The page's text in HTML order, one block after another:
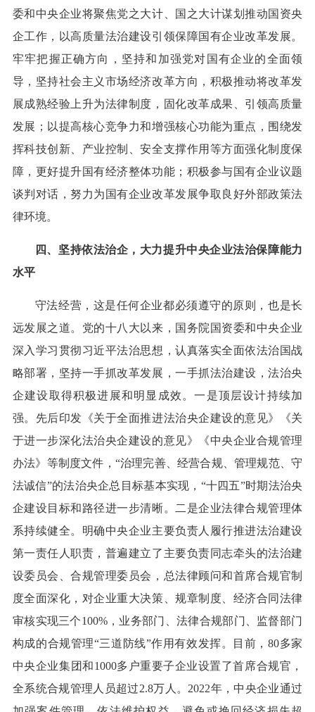
委和中央企业将聚焦党之大计、国之大计谋划推动国资央
企工作，以高质量法治建设引领保障国有企业改革发展。
牢牢把握正确方向，坚持和加强党对国有企业的全面领
导，坚持社会主义市场经济改革方向，积极推动将改革发
展成熟经验上升为法律制度，固化改革成果、引领高质量
发展；以提高核心竞争力和增强核心功能为重点，围绕发
挥科技创新、产业控制、安全支撑作用等方面强化制度保
障，更好提升国有经济整体功能；积极参与国有企业议题
谈判对话，努力为国有企业改革发展争取良好外部政策法
律环境。
四、坚持依法治企，大力提升中央企业法治保障能力
水平
守法经营，这是任何企业都必须遵守的原则，也是长
远发展之道。党的十八大以来，国务院国资委和中央企业
深入学习贯彻习近平法治思想，认真落实全面依法治国战
略部署，坚持一手抓改革发展，一手抓法治建设，法治央
企建设取得积极进展和明显成效。一是顶层设计持续加
强。先后印发《关于全面推进法治央企建设的意见》《关
于进一步深化法治央企建设的意见》《中央企业合规管理
办法》等制度文件，“治理完善、经营合规、管理规范、守
法诚信”的法治央企总目标基本实现，“十四五”时期法治央
企建设目标和路径进一步清晰。二是企业法律合规管理体
系持续健全。明确中央企业主要负责人履行推进法治建设
第一责任人职责，普遍建立了主要负责同志牵头的法治建
设委员会、合规管理委员会，总法律顾问和首席合规官制
度全面深化，对企业重大决策、规章制度、经济合同法律
审核实现三个100%，业务部门、法律合规部门、监督部门
构成的合规管理“三道防线”作用有效发挥。目前，80多家
中央企业集团和1000多户重要子企业设置了首席合规官，
全系统合规管理人员超过2.8万人。2022年，中央企业通过